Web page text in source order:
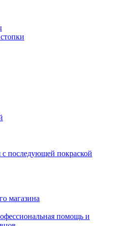
последующей покраской
магазина
помощь и